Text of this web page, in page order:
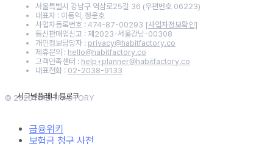
서울특별시 강남구 역삼로25길 36 (우편번호 06223)
대표자 : 이동익, 정윤호
사업자등록번호 : 474-87-00293 [사업자정보확인]
통신판매업신고 : 제2023-서울강남-00308
개인정보담당자 : privacy@habitfactory.co
제휴문의 : hello@habitfactory.co
고객만족센터 : help+planner@habitfactory.co
대표전화 : 02-2038-9133
© 2020 HABITFACTORY
금융위키
보험금 청구 사전